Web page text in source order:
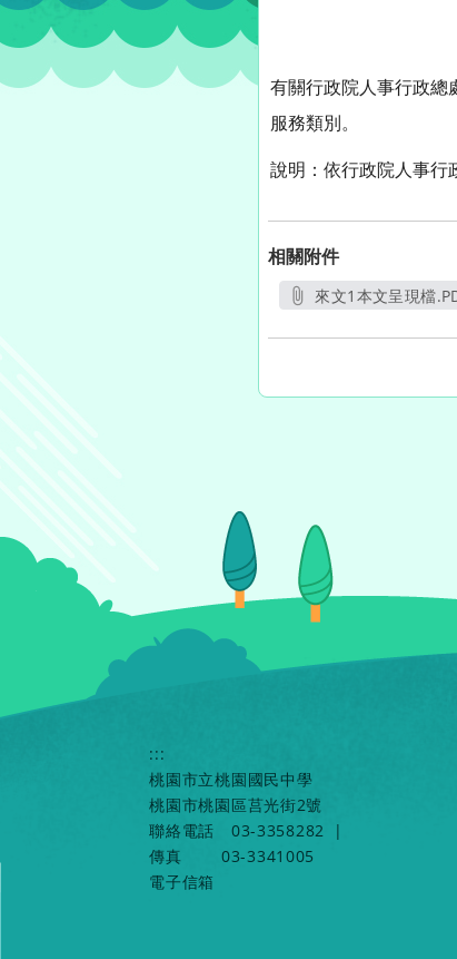
有關行政院人事行政總
服務類別。
說明：依行政院人事行
相關附件
來文1本文呈現檔
:::
桃園市立桃園國民中學
桃園市桃園區莒光街2號
聯絡電話
03-3358282
|
傳真
03-3341005
電子信箱